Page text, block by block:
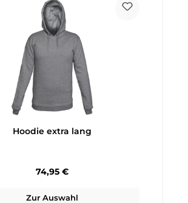
Hoodie extra lang
Regulärer Preis:
74,95 €
Zur Auswahl